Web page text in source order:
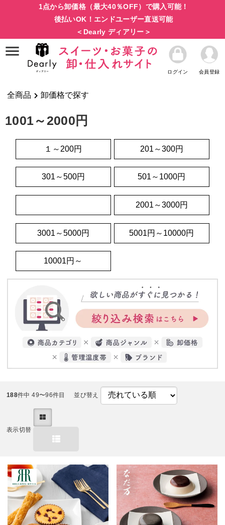
1点から卸価格（最大40％OFF）で購入可能！
後払いOK！エンドユーザー直送可能
＜Dearly ディアリー＞
ログイン 会員登録
全商品 卸価格で探す
1001～2000円
１～200円 201～300円
301～500円 501～1000円
2001～3000円
3001～5000円 5001円～10000円
10001円～
188件中 49〜96件目 並び替え
表示切替